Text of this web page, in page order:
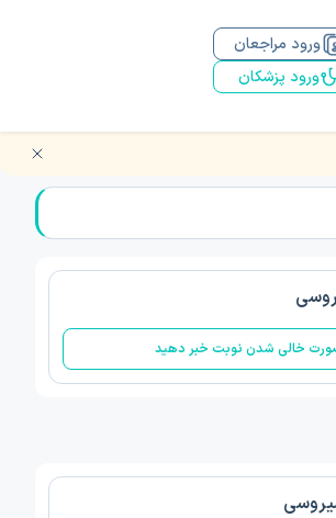
ورود مراجعان
ورود پزشکان
خالی شدن نوبت خبر دهید